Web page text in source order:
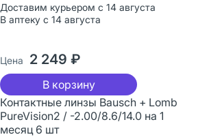
Доставим курьером с 14 августа
В аптеку с 14 августа
Цена 2 249 ₽
В корзину
Контактные линзы Bausch + Lomb
PureVision2 / -2.00/8.6/14.0 на 1
месяц 6 шт